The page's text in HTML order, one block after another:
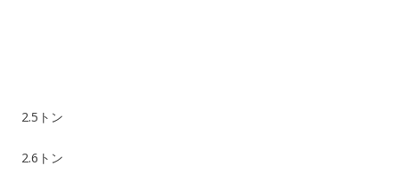
2.5トン
2.6トン